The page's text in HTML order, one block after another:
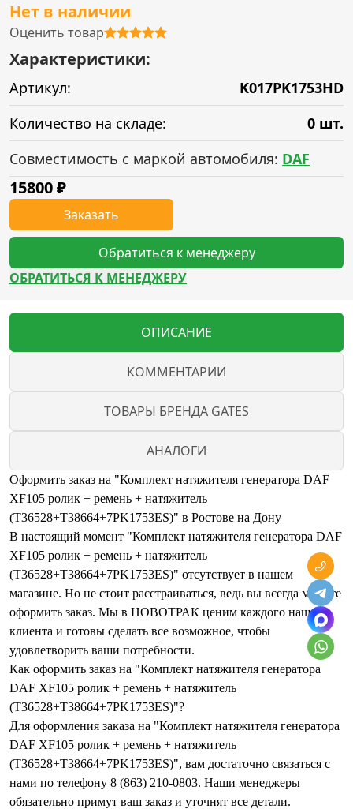
Нет в наличии
Оценить товар
Характеристики:
Артикул:
K017PK1753HD
Количество на складе:
0 шт.
Совместимость с маркой автомобиля: DAF
15800₽
Заказать
Обратиться к менеджеру
ОБРАТИТЬСЯ К МЕНЕДЖЕРУ
ОПИСАНИЕ
КОММЕНТАРИИ
ТОВАРЫ БРЕНДА GATES
АНАЛОГИ
Оформить заказ на "Комплект натяжителя генератора DAF
XF105 ролик + ремень + натяжитель
(T36528+T38664+7PK1753ES)" в Ростове на Дону
В настоящий момент "Комплект натяжителя генератора DAF
XF105 ролик + ремень + натяжитель
(T36528+T38664+7PK1753ES)" отсутствует в нашем
магазине. Но не стоит расстраиваться, ведь вы всегда можете
оформить заказ. Мы в НОВОТРАК ценим каждого нашего
клиента и готовы сделать все возможное, чтобы
удовлетворить ваши потребности.
Как оформить заказ на "Комплект натяжителя генератора
DAF XF105 ролик + ремень + натяжитель
(T36528+T38664+7PK1753ES)"?
Для оформления заказа на "Комплект натяжителя генератора
DAF XF105 ролик + ремень + натяжитель
(T36528+T38664+7PK1753ES)", вам достаточно связаться с
нами по телефону 8 (863) 210-0803. Наши менеджеры
обязательно примут ваш заказ и уточнят все детали.